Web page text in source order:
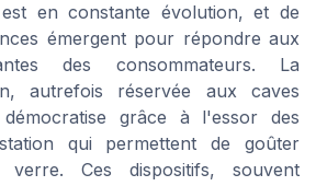
en constante évolution, et de
émergent pour répondre aux
des consommateurs. La
autrefois réservée aux caves
grâce à l'essor des
qui permettent de goûter
Ces dispositifs, souvent